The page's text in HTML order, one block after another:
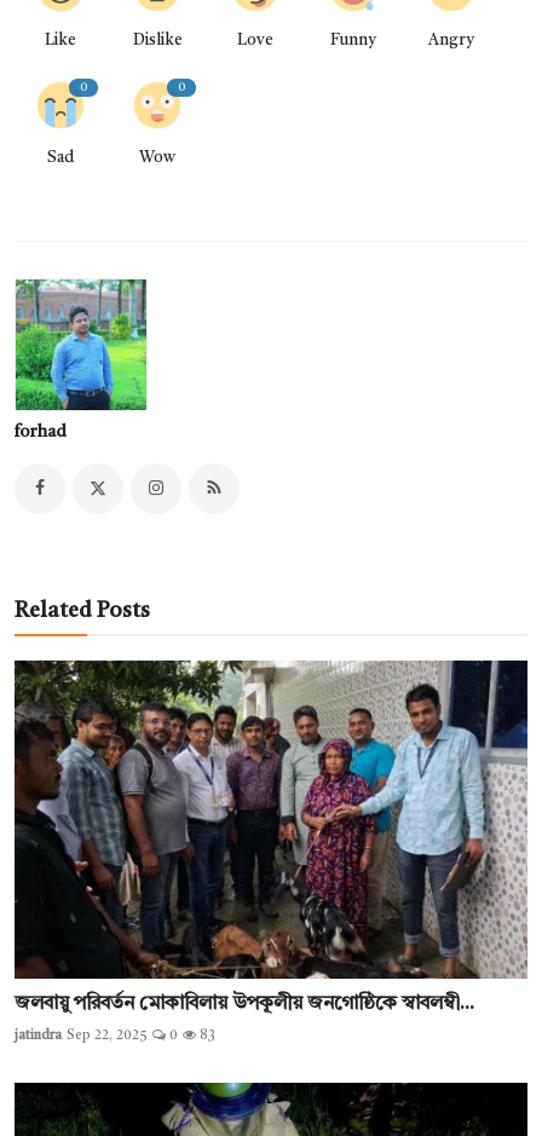
Like Dislike Love Funny Angry
0
Sad
0
Wow
forhad
Related Posts
জলবায়ু পরিবর্তন মোকাবিলায় উপকূলীয় জনগোষ্ঠিকে স্বাবলম্বী...
jatindra Sep 22, 2025 0 83